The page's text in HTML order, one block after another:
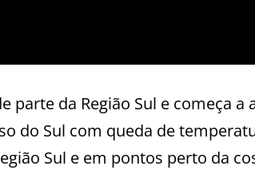
parte da Região Sul e começa a
do Sul com queda de
Sul e em pontos perto da